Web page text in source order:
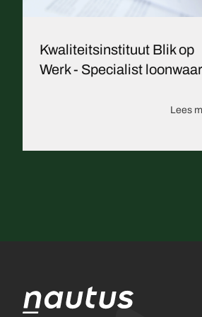
Kwaliteitsinstituut Blik op
Werk - Specialist
Lees